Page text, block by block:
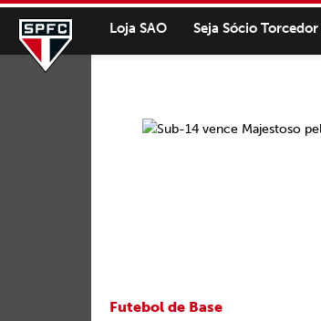
Loja SAO Seja Sócio Torcedor
Futebol de Base